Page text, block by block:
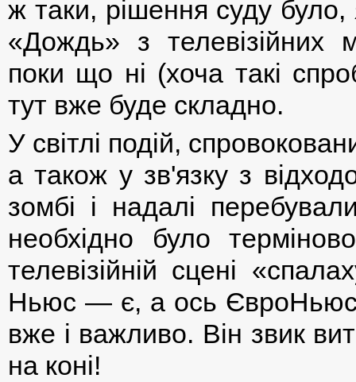
ж таки, рішення суду
«Дождь» з телевізійних
поки що ні (хоча такі
тут вже буде складно.
У світлі подій,
а також у зв'язку з
зомбі і надалі
необхідно було
телевізійній сцені
Ньюс — є, а ось
вже і важливо. Він звик
на коні!